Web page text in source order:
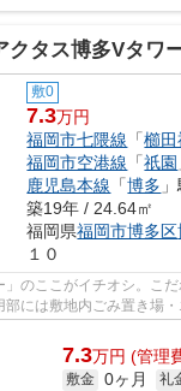
クタス博多Vタワ
敷0
7.3万円
福岡市七隈線 「櫛
福岡市空港線 「祇園
鹿児島本線 「博多
築19年 / 24.64㎡
福岡県福岡市博多区
１０
」のここがイチオシ。こ
部には敷地内ごみ置き場
7.3万円 (管理
敷金 0ヶ月 礼